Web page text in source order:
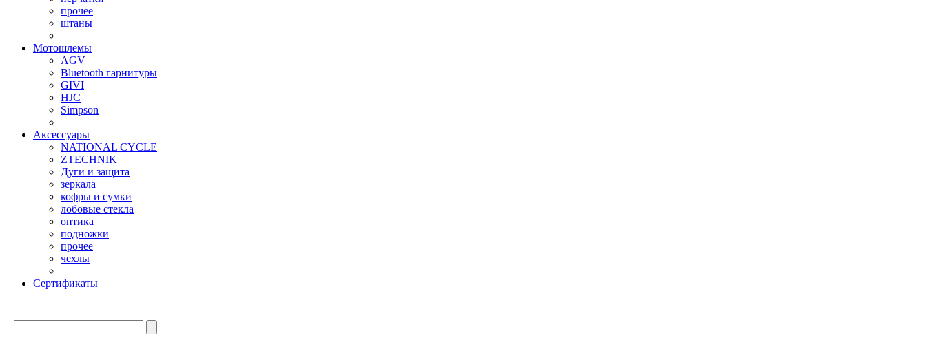
прочее
штаны
Мотошлемы
AGV
Bluetooth гарнитуры
GIVI
HJC
Simpson
Аксессуары
NATIONAL CYCLE
ZTECHNIK
Дуги и защита
зеркала
кофры и сумки
лобовые стекла
оптика
подножки
прочее
чехлы
Сертификаты